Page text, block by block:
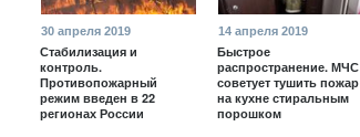
30 апреля 2019
Стабилизация и
контроль.
Противопожарный
режим введен в 22
регионах России
14 апреля 2019
Быстрое
распространение. МЧС
советует тушить пожар
на кухне стиральным
порошком